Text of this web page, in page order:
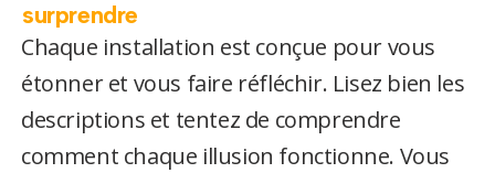
surprendre
Chaque installation est conçue pour vous
étonner et vous faire réfléchir. Lisez bien les
descriptions et tentez de comprendre
comment chaque illusion fonctionne. Vous